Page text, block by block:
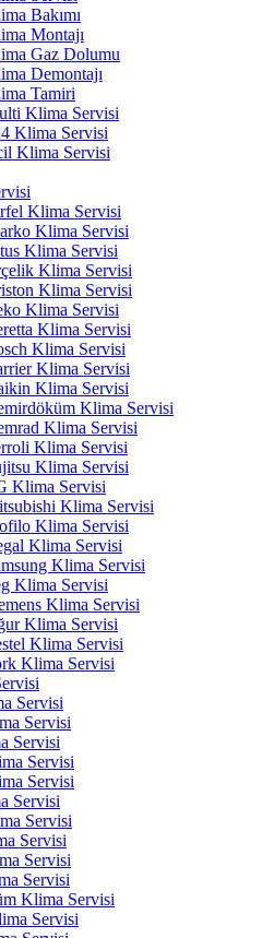
Bakımı
Montajı
Gaz Dolumu
Demontajı
Tamiri
Klima Servisi
Klima Servisi
Klima Servisi
Klima Servisi
Klima Servisi
Klima Servisi
Klima Servisi
Klima Servisi
Klima Servisi
Klima Servisi
Klima Servisi
Klima Servisi
Klima Servisi
Klima Servisi
Klima Servisi
Klima Servisi
Klima Servisi
Klima Servisi
Klima Servisi
Klima Servisi
Klima Servisi
Klima Servisi
Klima Servisi
Klima Servisi
Klima Servisi
Klima Servisi
Klima Servisi
Servisi
Servisi
Servisi
Servisi
Servisi
Servisi
Servisi
Servisi
Servisi
Servisi
Klima Servisi
Servisi